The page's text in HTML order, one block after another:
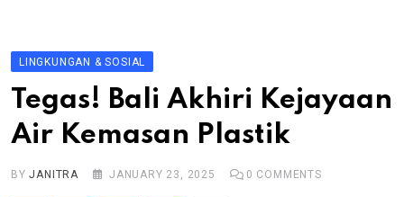
Olahraga
Kolom
LINGKUNGAN & SOSIAL
Tegas! Bali Akhiri Kejayaan
Air Kemasan Plastik
BYJANITRA JANUARY 23, 2025 0 COMMENTS